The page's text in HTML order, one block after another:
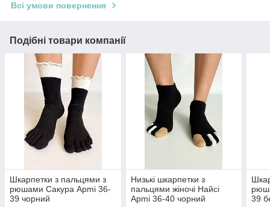
Всі умови повернення
Подібні товари компанії
Шкарпетки з пальцями з
рюшами Сакура Apmi 36-
39 чорний
Низькі шкарпетки з
пальцями жіночі Найсі
Apmi 36-40 чорний
39